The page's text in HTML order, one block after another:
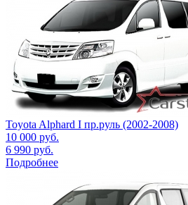
Toyota Alphard I пр.руль (2002-2008)
10 000 руб.
6 990 руб.
Подробнее